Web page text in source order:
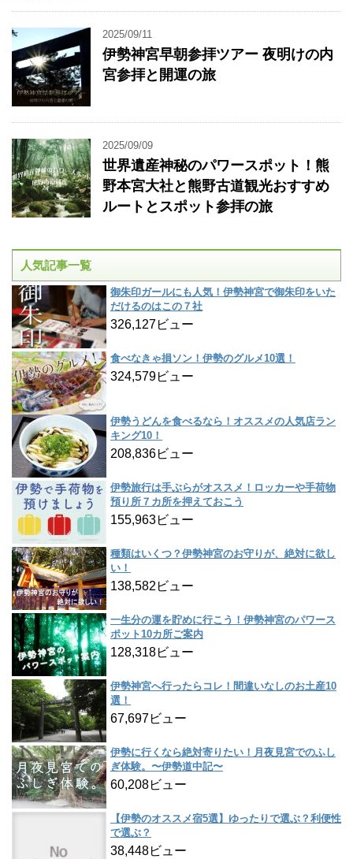
2025/09/11
伊勢神宮早朝参拝ツアー 夜明けの内
宮参拝と開運の旅
2025/09/09
世界遺産神秘のパワースポット！熊
野本宮大社と熊野古道観光おすすめ
ルートとスポット参拝の旅
人気記事一覧
御朱印ガールにも人気！伊勢神宮で御朱印をいた
だけるのはこの７社
326,127ビュー
食べなきゃ損ソン！伊勢のグルメ10選！
324,579ビュー
伊勢うどんを食べるなら！オススメの人気店ラン
キング10！
208,836ビュー
伊勢旅行は手ぶらがオススメ！ロッカーや手荷物
預り所７カ所を押えておこう
155,963ビュー
種類はいくつ？伊勢神宮のお守りが、絶対に欲し
い！
138,582ビュー
一生分の運を貯めに行こう！伊勢神宮のパワース
ポット10カ所ご案内
128,318ビュー
伊勢神宮へ行ったらコレ！間違いなしのお土産10
選！
67,697ビュー
伊勢に行くなら絶対寄りたい！月夜見宮でのふし
ぎ体験。〜伊勢道中記〜
60,208ビュー
【伊勢のオススメ宿5選】ゆったりで選ぶ？利便性
で選ぶ？
38,448ビュー